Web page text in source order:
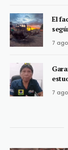
El
7
7